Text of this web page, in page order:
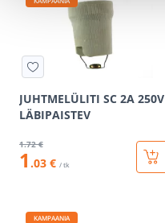
JUHTMELÜLITI SC 2A 250V
LÄBIPAISTEV
1.72 €
1 .03 € / tk
KAMPAANIA